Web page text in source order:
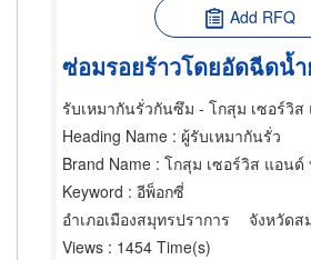
Add RFQ
ซ่อมรอยร้าวโดยอัดฉีดน้
รับเหมากันรั่วกันซึม - โกสุม เซอร์วิส
Heading Name : ผู้รับเหมากันรั่ว
Brand Name : โกสุม เซอร์วิส แอนด์
Keyword : อีพ็อกซี่
อำเภอเมืองสมุทรปราการ
จังหวัดส
Views : 1454 Time(s)